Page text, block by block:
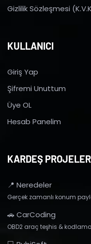
Gizlilik Sözleşmesi
KULLANICI
Giriş Yap
Şifremi Unuttum
Üye OL
Hesab Panelim
KARDEŞ PROJELER
📍 Neredeler
Gerçek zamanlı konum
🚗 CarCoding
OBD2 araç teşhis &